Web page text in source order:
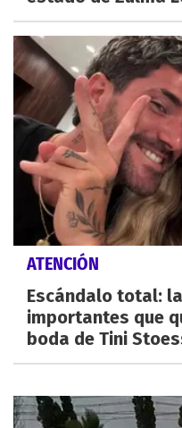
ATENCIÓN
Escándalo total:
importantes que
boda de Tini